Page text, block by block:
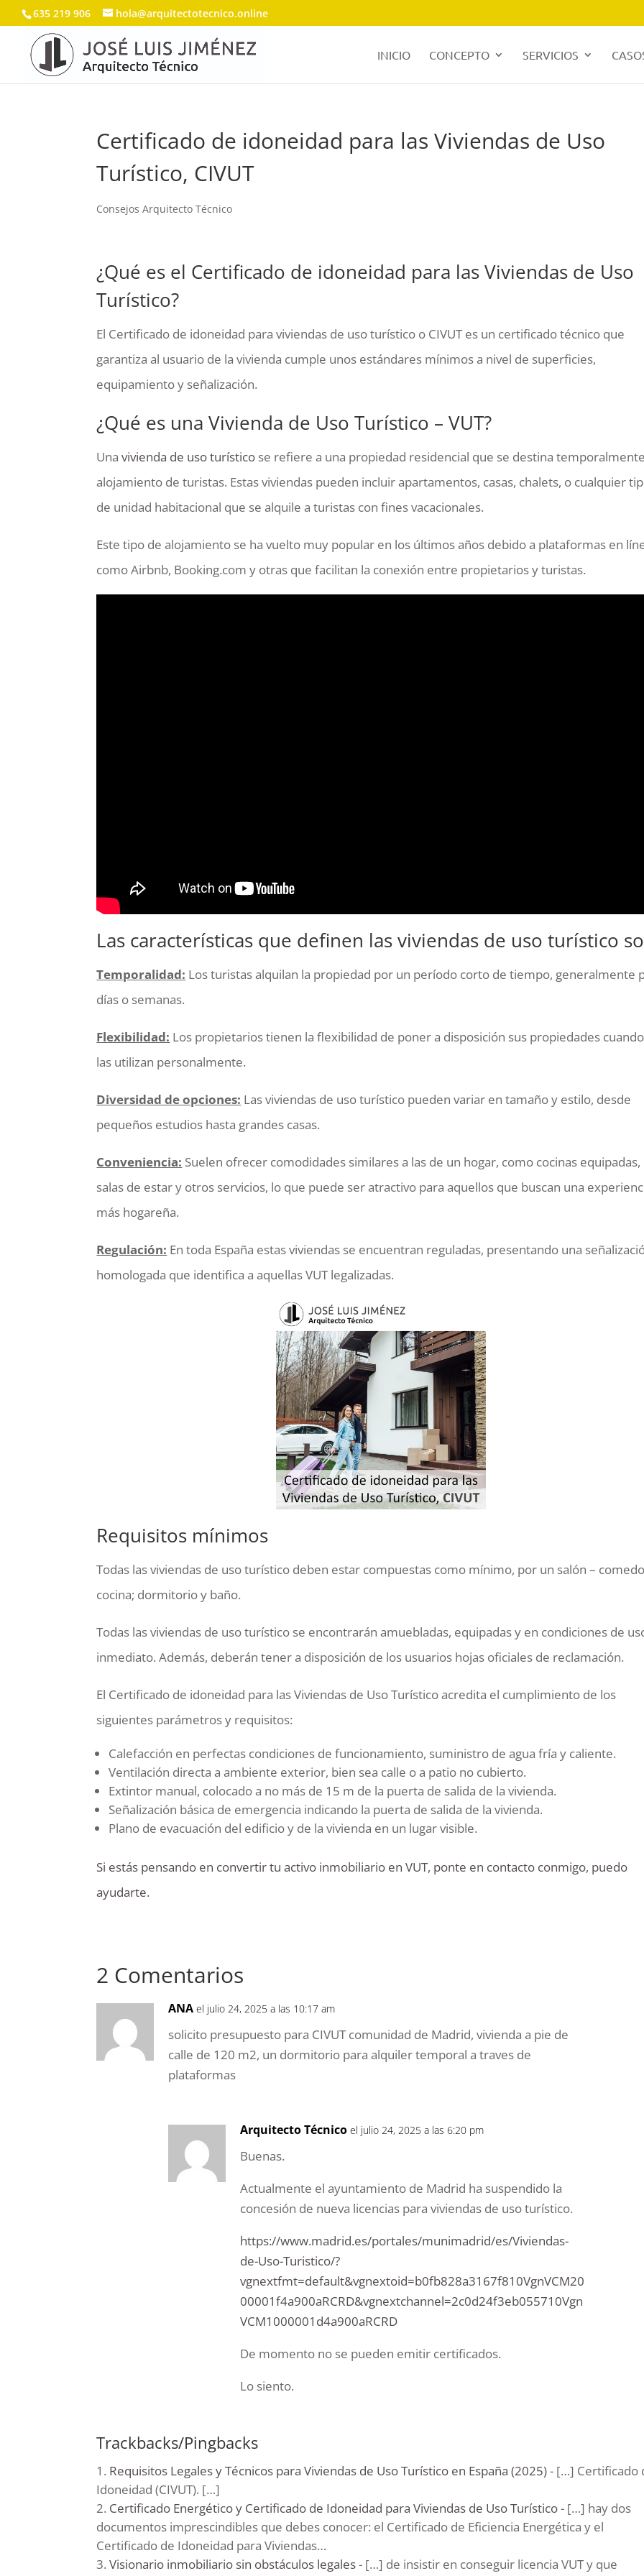
635 219 906 hola@arquitectotecnico.online
INICIO CONCEPTO SERVICIOS
Certificado de idoneidad para las Viviendas de Uso
Turístico, CIVUT
Consejos Arquitecto Técnico
¿Qué es el Certificado de idoneidad para las Viviendas de Uso
Turístico?
El Certificado de idoneidad para viviendas de uso turístico o CIVUT es un certificado técnico que
garantiza al usuario de la vivienda cumple unos estándares mínimos a nivel de superficies,
equipamiento y señalización.
¿Qué es una Vivienda de Uso Turístico – VUT?
Unavivienda de uso turístico se refiere a una propiedad residencial que se destina
alojamiento de turistas. Estas viviendas pueden incluir apartamentos, casas, chalets, o cualquier
de unidad habitacional que se alquile a turistas con fines vacacionales.
Este tipo de alojamiento se ha vuelto muy popular en los últimos años debido a plataformas en
como Airbnb, Booking.com y otras que facilitan la conexión entre propietarios y turistas.
Las características que definen las viviendas de uso turístico
Temporalidad: Los turistas alquilan la propiedad por un período corto de tiempo, generalmente
días o semanas.
Flexibilidad: Los propietarios tienen la flexibilidad de poner a disposición sus propiedades
las utilizan personalmente.
Diversidad de opciones: Las viviendas de uso turístico pueden variar en tamaño y estilo, desde
pequeños estudios hasta grandes casas.
Conveniencia: Suelen ofrecer comodidades similares a las de un hogar, como cocinas equipadas,
salas de estar y otros servicios, lo que puede ser atractivo para aquellos que buscan una
más hogareña.
Regulación: En toda España estas viviendas se encuentran reguladas, presentando una
homologada que identifica a aquellas VUT legalizadas.
Requisitos mínimos
Todas las viviendas de uso turístico deben estar compuestas como mínimo, por un salón –
cocina; dormitorio y baño.
Todas las viviendas de uso turístico se encontrarán amuebladas, equipadas y en condiciones de
inmediato. Además, deberán tener a disposición de los usuarios hojas oficiales de reclamación.
El Certificado de idoneidad para las Viviendas de Uso Turístico acredita el cumplimiento de los
siguientes parámetros y requisitos:
Calefacción en perfectas condiciones de funcionamiento, suministro de agua fría y caliente.
Ventilación directa a ambiente exterior, bien sea calle o a patio no cubierto.
Extintor manual, colocado a no más de 15 m de la puerta de salida de la vivienda.
Señalización básica de emergencia indicando la puerta de salida de la vivienda.
Plano de evacuación del edificio y de la vivienda en un lugar visible.
Si estás pensando en convertir tu activo inmobiliario en VUT, ponte en contacto conmigo, puedo
ayudarte.
2 Comentarios
ANA el julio 24, 2025 a las 10:17 am
solicito presupuesto para CIVUT comunidad de Madrid, vivienda a pie de
calle de 120 m2, un dormitorio para alquiler temporal a traves de
plataformas
Arquitecto Técnico el julio 24, 2025 a las 6:20 pm
Buenas.
Actualmente el ayuntamiento de Madrid ha suspendido la
concesión de nueva licencias para viviendas de uso turístico.
https://www.madrid.es/portales/munimadrid/es/Viviendas-
de-Uso-Turistico/?
vgnextfmt=default&vgnextoid=b0fb828a3167f810VgnVCM20
00001f4a900aRCRD&vgnextchannel=2c0d24f3eb055710Vgn
VCM1000001d4a900aRCRD
De momento no se pueden emitir certificados.
Lo siento.
Trackbacks/Pingbacks
Requisitos Legales y Técnicos para Viviendas de Uso Turístico en España (2025)- […] Certificado
Idoneidad (CIVUT). […]
Certificado Energético y Certificado de Idoneidad para Viviendas de Uso Turístico- […] hay dos
documentos imprescindibles que debes conocer: el Certificado de Eficiencia Energética y el
Certificado de Idoneidad para Viviendas…
Visionario inmobiliario sin obstáculos legales- […] de insistir en conseguir licencia VUT y que